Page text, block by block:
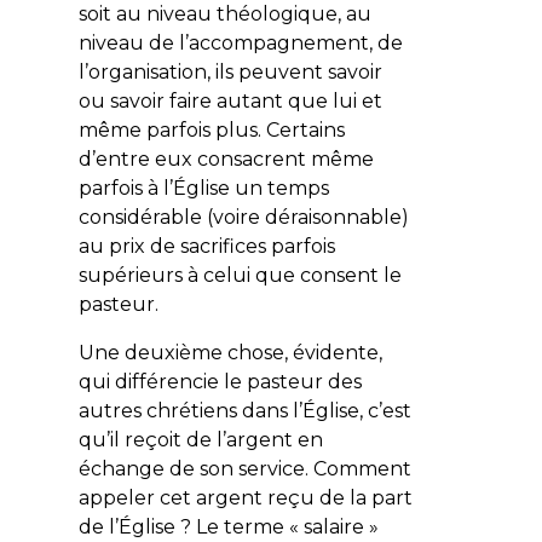
soit au niveau théologique, au
niveau de l’accompagnement, de
l’organisation, ils peuvent savoir
ou savoir faire autant que lui et
même parfois plus. Certains
d’entre eux consacrent même
parfois à l’Église un temps
considérable (voire déraisonnable)
au prix de sacrifices parfois
supérieurs à celui que consent le
pasteur.
Une deuxième chose, évidente,
qui différencie le pasteur des
autres chrétiens dans l’Église, c’est
qu’il reçoit de l’argent en
échange de son service. Comment
appeler cet argent reçu de la part
de l’Église ? Le terme « salaire »